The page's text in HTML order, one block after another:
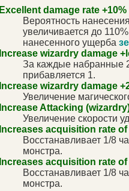
Excellent damage rate +10%
Вероятность
увеличивается до
нанесенного ущерба
Increase wizardry damage
За каждые набранные
прибавляется 1.
Increase wizardry damage
Увеличение
Increase Attacking
Увеличение скорости
Increases acquisition rate
Восстанавливает 1/8
монстра.
Increases acquisition rate
Восстанавливает 1/8
монстра.